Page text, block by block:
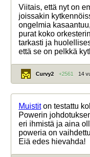
Viitais, että nyt on
joissakin
ongelmia
purat koko
tarkasti ja
että se on pelkkä
Curvy2 +2561 14
Muistiton testattu
Powerin
eri ihmistä ja aina
poweria on
Eiä edes hievahda!